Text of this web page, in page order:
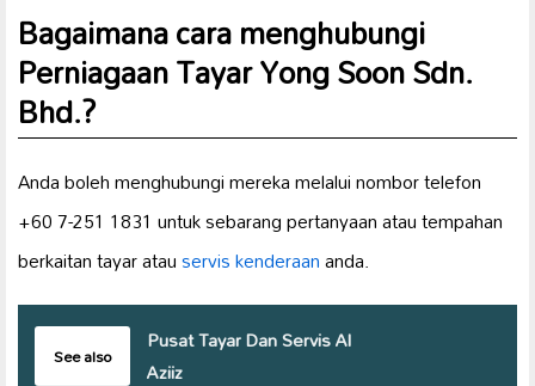
Bagaimana cara menghubungi
Perniagaan Tayar Yong Soon Sdn.
Bhd.?
Anda boleh menghubungi mereka melalui nombor telefon
+60 7-251 1831 untuk sebarang pertanyaan atau tempahan
berkaitan tayar atauservis kenderaananda.
See also
Pusat Tayar Dan Servis Al
Aziiz